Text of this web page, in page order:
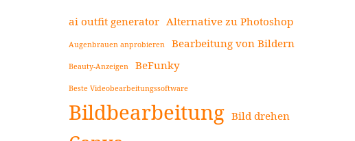
ai outfit generator Alternative zu Photoshop
Augenbrauen anprobieren Bearbeitung von Bildern
Beauty-Anzeigen BeFunky
Beste Videobearbeitungssoftware
Bildbearbeitung Bild drehen